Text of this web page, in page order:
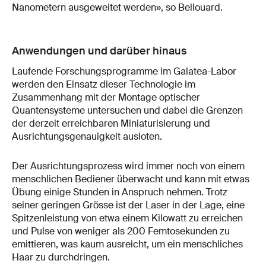
Nanometern ausgeweitet werden», so Bellouard.
Anwendungen und darüber hinaus
Laufende Forschungsprogramme im Galatea-Labor
werden den Einsatz dieser Technologie im
Zusammenhang mit der Montage optischer
Quantensysteme untersuchen und dabei die Grenzen
der derzeit erreichbaren Miniaturisierung und
Ausrichtungsgenauigkeit ausloten.
Der Ausrichtungsprozess wird immer noch von einem
menschlichen Bediener überwacht und kann mit etwas
Übung einige Stunden in Anspruch nehmen. Trotz
seiner geringen Grösse ist der Laser in der Lage, eine
Spitzenleistung von etwa einem Kilowatt zu erreichen
und Pulse von weniger als 200 Femtosekunden zu
emittieren, was kaum ausreicht, um ein menschliches
Haar zu durchdringen.